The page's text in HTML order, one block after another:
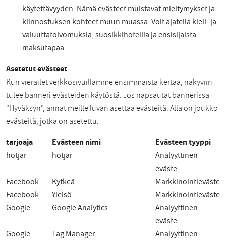
käytettävyyden. Nämä evästeet muistavat mieltymykset ja
kiinnostuksen kohteet muun muassa. Voit ajatella kieli- ja
valuuttatoivomuksia, suosikkihotellia ja ensisijaista
maksutapaa.
Asetetut evästeet
Kun vierailet verkkosivuillamme ensimmäistä kertaa, näkyviin
tulee banneri evästeiden käytöstä. Jos napsautat bannerissa
"Hyväksyn", annat meille luvan asettaa evästeitä. Alla on joukko
evästeitä, jotka on asetettu.
tarjoaja Evästeen nimi Evästeen tyyppi
hotjar hotjar
Analyyttinen
eväste
Facebook
Kytkeä
Markkinointieväste
Facebook
Yleisö
Markkinointieväste
Google
Google Analytics
Analyyttinen
eväste
Google
Tag Manager
Analyyttinen